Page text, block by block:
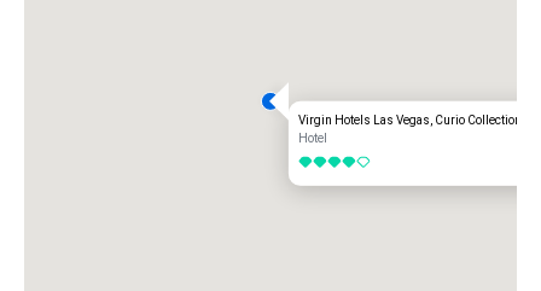
Virgin Hotels Las Vegas, Curio Collection
Hotel
4 van 5